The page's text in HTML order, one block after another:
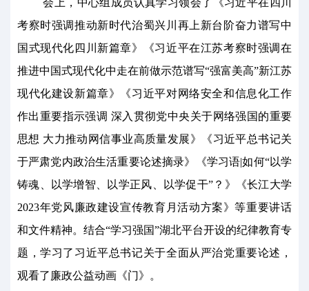
考察时强调推动新时代治蜀兴川再上新台阶奋力谱写中
国式现代化四川新篇章》《习近平在江苏考察时强调在
推进中国式现代化中走在前做示范谱写“强富美高”新江苏
现代化建设新篇章》《习近平对网络安全和信息化工作
作出重要指示强调 深入贯彻党中央关于网络强国的重要
思想 大力推动网信事业高质量发展》《习近平总书记关
于严肃党内政治生活重要论述摘录》《学习语|如何“以学
铸魂、以学增智、以学正风、以学促干”？》《长江大学
2023年党风廉政建设宣传教育月活动方案》等重要讲话
和文件精神。结合“学习强国”湖北平台开设的纪律教育专
题，学习了习近平总书记关于全面从严治党重要论述，
观看了廉政公益动画《门》。